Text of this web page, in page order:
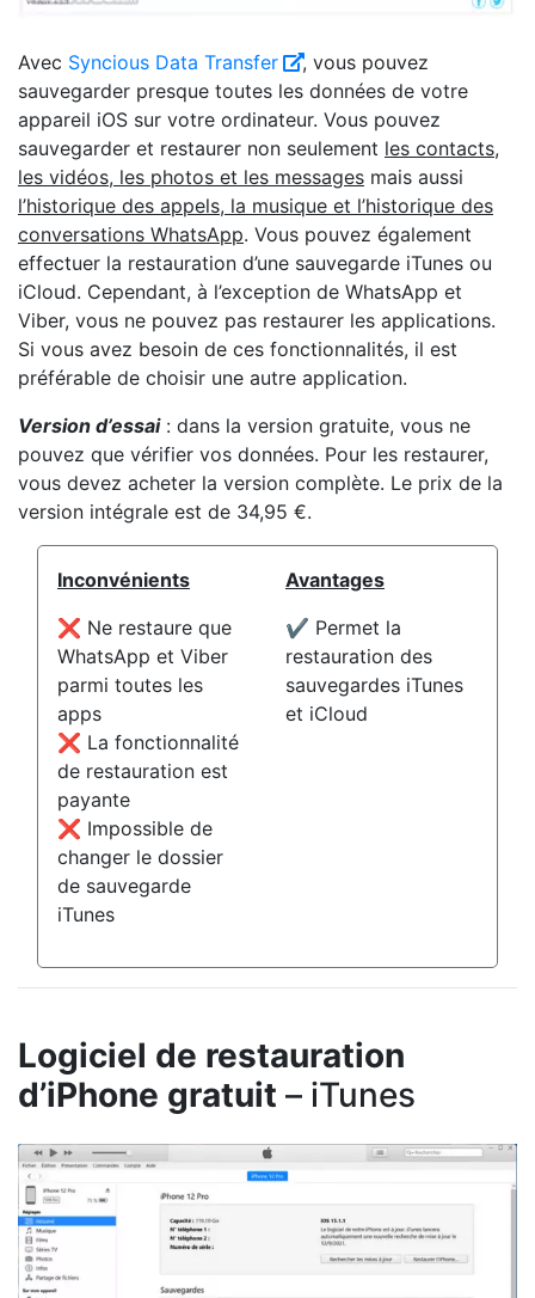
Avec Syncious Data Transfer
, vous pouvez
sauvegarder presque toutes les données de votre
appareil iOS sur votre ordinateur. Vous pouvez
sauvegarder et restaurer non seulement les contacts,
les vidéos, les photos et les messages mais aussi
l’historique des appels, la musique et l’historique des
conversations WhatsApp. Vous pouvez également
effectuer la restauration d’une sauvegarde iTunes ou
iCloud. Cependant, à l’exception de WhatsApp et
Viber, vous ne pouvez pas restaurer les applications.
Si vous avez besoin de ces fonctionnalités, il est
préférable de choisir une autre application.
Version d’essai: dans la version gratuite, vous ne
pouvez que vérifier vos données. Pour les restaurer,
vous devez acheter la version complète. Le prix de la
version intégrale est de 34,95 €.
Inconvénients
❌ Ne restaure que
WhatsApp et Viber
parmi toutes les
apps
❌ La fonctionnalité
de restauration est
payante
❌ Impossible de
changer le dossier
de sauvegarde
iTunes
Avantages
✔️ Permet la
restauration des
sauvegardes iTunes
et iCloud
Logiciel de restauration
d’iPhone gratuit – iTunes